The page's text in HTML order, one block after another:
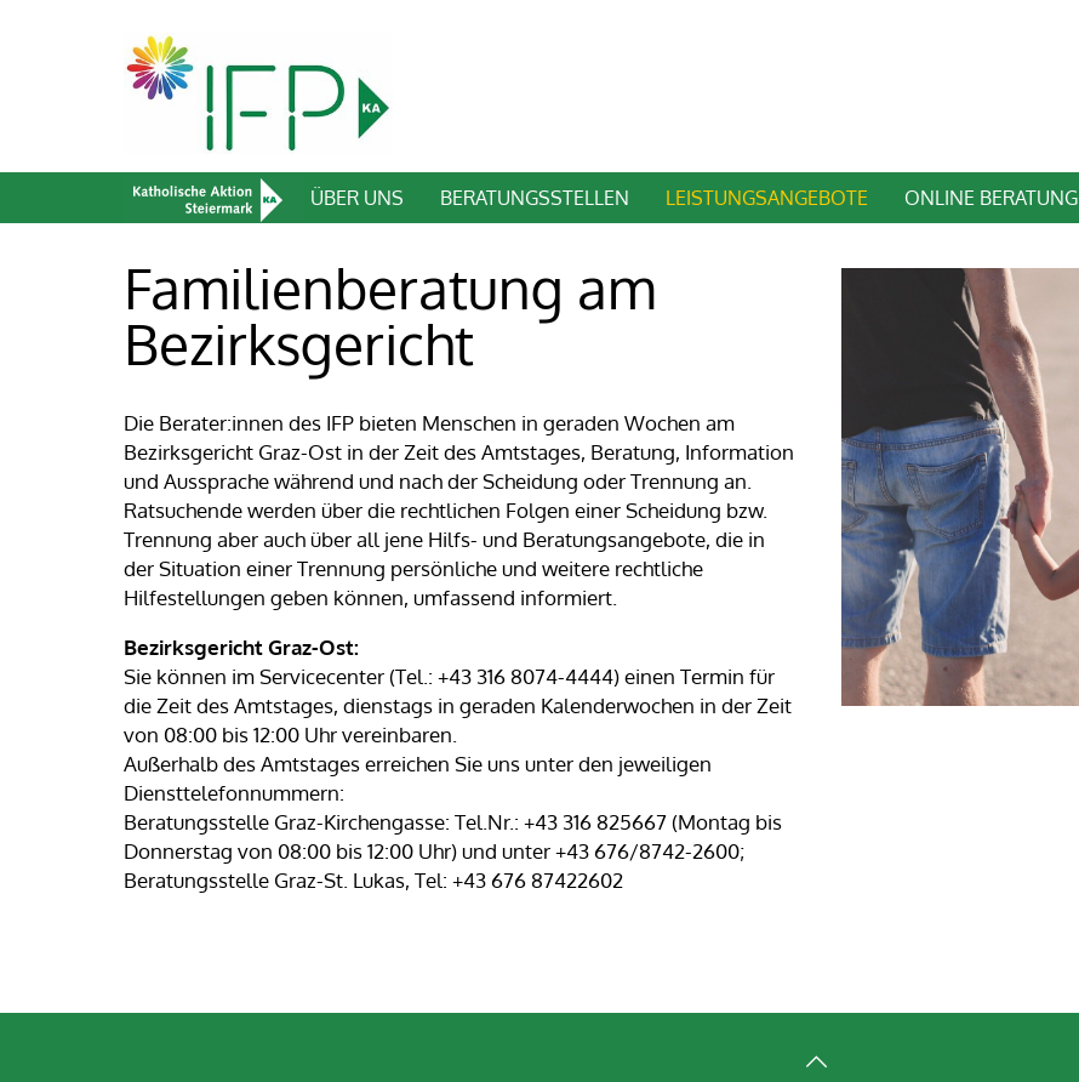
ÜBER UNS BERATUNGSSTELLEN LEISTUNGSANGEBOTE ONLINE BERATUNG
Familienberatung am
Bezirksgericht
Die Berater:innen des IFP bieten Menschen in geraden Wochen am
Bezirksgericht Graz-Ost in der Zeit des Amtstages, Beratung, Information
und Aussprache während und nach der Scheidung oder Trennung an.
Ratsuchende werden über die rechtlichen Folgen einer Scheidung bzw.
Trennung aber auch über all jene Hilfs- und Beratungsangebote, die in
der Situation einer Trennung persönliche und weitere rechtliche
Hilfestellungen geben können, umfassend informiert.
Bezirksgericht Graz-Ost:
Sie können im Servicecenter (Tel.: +43 316 8074-4444) einen Termin für
die Zeit des Amtstages, dienstags in geraden Kalenderwochen in der Zeit
von 08:00 bis 12:00 Uhr vereinbaren.
Außerhalb des Amtstages erreichen Sie uns unter den jeweiligen
Diensttelefonnummern:
Beratungsstelle Graz-Kirchengasse: Tel.Nr.: +43 316 825667 (Montag bis
Donnerstag von 08:00 bis 12:00 Uhr) und unter +43 676/8742-2600;
Beratungsstelle Graz-St. Lukas, Tel: +43 676 87422602